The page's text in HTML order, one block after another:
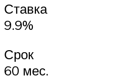
Ставка
9.9%
Срок
60 мес.